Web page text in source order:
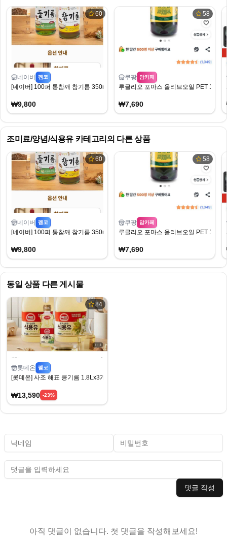
60
네이버 펨코
[네이버] 100퍼 통참깨 참기름 350ml x 2병 (9,800원) (네멤무배)
₩9,800
58
쿠팡 맘카페
루글리오 포마스 올리브오일 PET 1L 1개
₩7,690
조미료/양념/식용유 카테고리의 다른 상품
60
네이버 펨코
[네이버] 100퍼 통참깨 참기름 350ml x 2병 (9,800원) (네멤무배)
₩9,800
58
쿠팡 맘카페
루글리오 포마스 올리브오일 PET 1L 1개
₩7,690
동일 상품 다른 게시물
84
롯데온 펨코
[롯데온] 사조 해표 콩기름 1.8Lx3개 (13,590원) (무료)
₩13,590 -23%
댓글 작성
아직 댓글이 없습니다. 첫 댓글을 작성해보세요!